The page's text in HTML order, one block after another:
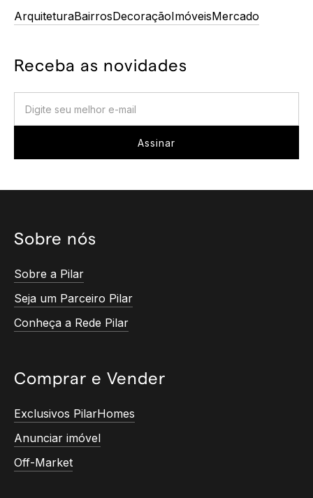
ArquiteturaBairrosDecoraçãoImóveisMercado
Receba as novidades
Sobre nós
Sobre a Pilar
Seja um Parceiro Pilar
Conheça a Rede Pilar
Comprar e Vender
Exclusivos PilarHomes
Anunciar imóvel
Off-Market